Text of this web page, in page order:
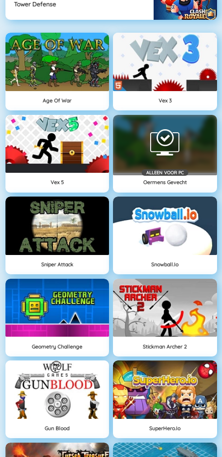
Tower Defense
Age Of War Vex 3
Vex 5
ALLEEN VOOR PC
Oermens Gevecht
Sniper Attack Snowball.io
Geometry Challenge Stickman Archer 2
Gun Blood SuperHero.io